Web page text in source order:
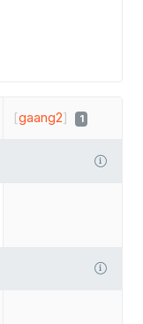
[gaang2] 1